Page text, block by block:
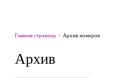
Главная страница Архив номеров
Архив